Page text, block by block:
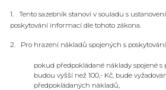
1. Tento sazebník stanoví v souladu s
poskytování informací dle tohoto zákona.
2. Pro hrazení nákladů spojených s
pokud předpokládané náklady spojené
budou vyšší než 100,- Kč, bude
předpokládaných nákladů,